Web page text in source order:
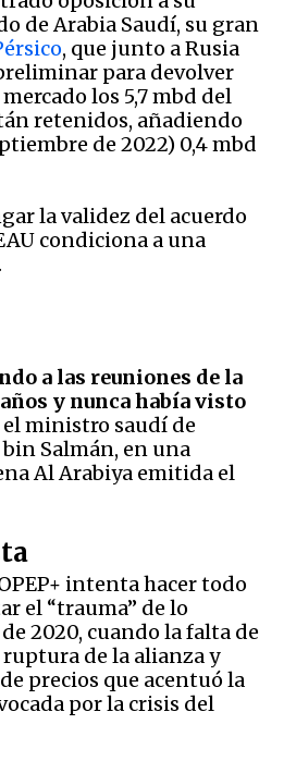
de Arabia Saudí, su gran
, que junto a Rusia
para devolver
los 5,7 mbd del
retenidos, añadiendo
de 2022) 0,4 mbd
la validez del acuerdo
condiciona a una
a las reuniones de la
y nunca había visto
el ministro saudí de
Salmán, en una
Al Arabiya emitida el
intenta hacer todo
el “trauma” de lo
2020, cuando la falta de
de la alianza y
precios que acentuó la
por la crisis del